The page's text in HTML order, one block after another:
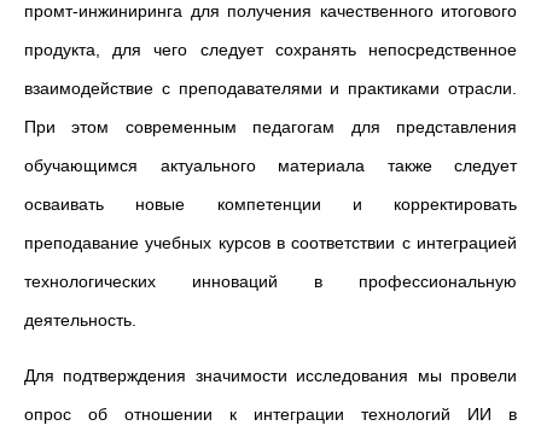
промт-инжиниринга для получения качественного итогового
продукта, для чего следует сохранять непосредственное
взаимодействие с преподавателями и практиками отрасли.
При этом современным педагогам для представления
обучающимся актуального материала также следует
осваивать новые компетенции и корректировать
преподавание учебных курсов в соответствии с интеграцией
технологических инноваций в профессиональную
деятельность.
Для подтверждения значимости исследования мы провели
опрос об отношении к интеграции технологий ИИ в